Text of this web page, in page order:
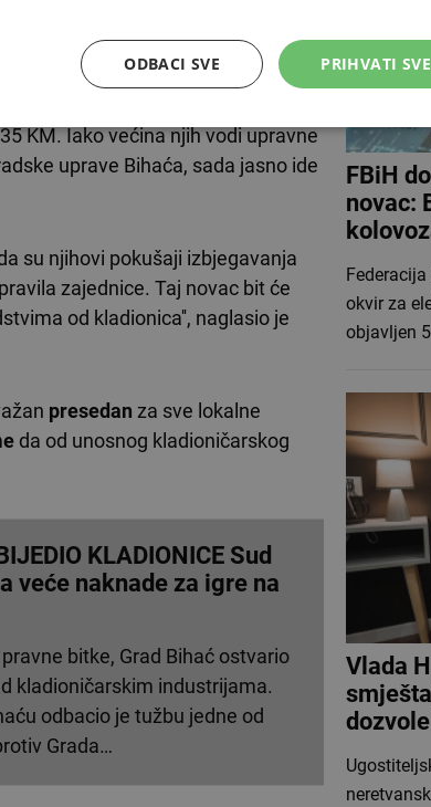
lokalnim zajednicama u
na teritoriju Bihaća ove godine
KM. Iako većina njih vodi upravne
uprave Bihaća, sada jasno ide
su njihovi pokušaji izbjegavanja
zajednice. Taj novac bit će
od kladionica'', naglasio je
presedan za sve lokalne
da od unosnog kladioničarskog
KLADIONICE Sud
veće naknade za igre na
bitke, Grad Bihać ostvario
kladioničarskim industrijama.
odbacio je tužbu jedne od
Grada…
FBiH
novac:
okvir za
objavljen
Vlada
dozvole
PRIHVATI SVE
ODBACI SVE